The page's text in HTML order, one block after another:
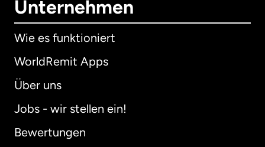
Unternehmen
Wie es funktioniert
WorldRemit Apps
Über uns
Jobs - wir stellen ein!
Bewertungen